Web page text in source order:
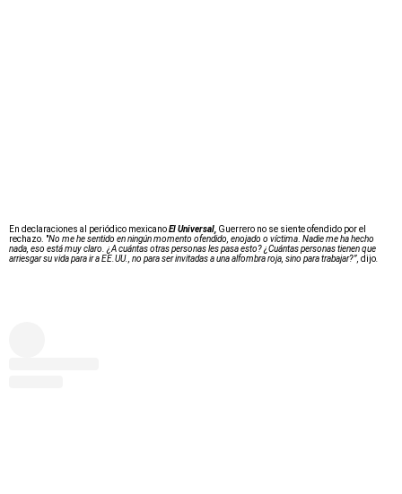
En declaraciones al periódico mexicanoEl Universal, Guerrero no se siente ofendido por el
rechazo. "No me he sentido en ningún momento ofendido, enojado o víctima Nadie me ha hecho
nada, eso está muy claro. ¿A cuántas otras personas les pasa esto? ¿Cuántas personas tienen que
arriesgar su vida para ir a EE.UU., no para ser invitadas a una alfombra roja, sino para trabajar?”, dijo